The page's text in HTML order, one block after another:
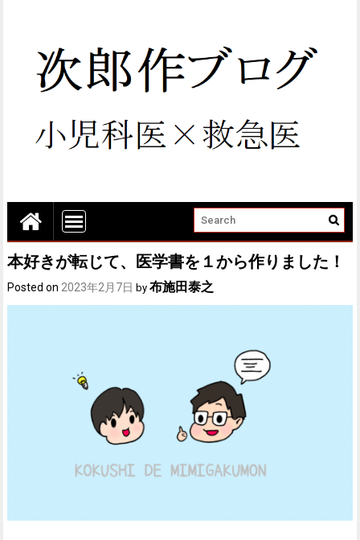
本好きが転じて、医学書を１から作りました！
Posted on 2023年2月7日 by布施田泰之